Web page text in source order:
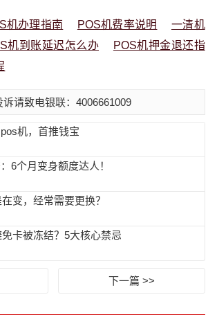
机办理指南 POS机费率说明
一清机
机到账延迟怎么办
POS机押金退还指
请致电银联：4006661009
机，首推钱宝
6个月变身额度达人！
变，经常需要更换？
卡被冻结？5大核心禁忌
下一篇 >>